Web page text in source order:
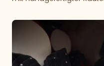
individuell…